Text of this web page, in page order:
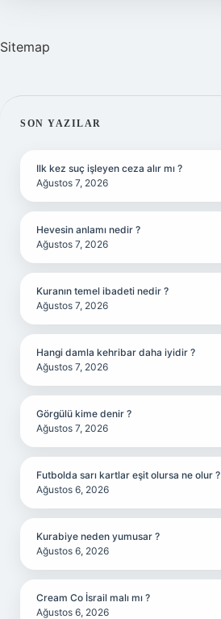
Sitemap
SIDEBAR
SON YAZILAR
Ilk kez suç işleyen ceza alır mı ?
Ağustos 7, 2026
Hevesin anlamı nedir ?
Ağustos 7, 2026
Kuranın temel ibadeti nedir ?
Ağustos 7, 2026
Hangi damla kehribar daha iyidir ?
Ağustos 7, 2026
Görgülü kime denir ?
Ağustos 7, 2026
Futbolda sarı kartlar eşit olursa ne olur ?
Ağustos 6, 2026
Kurabiye neden yumusar ?
Ağustos 6, 2026
Cream Co İsrail malı mı ?
Ağustos 6, 2026